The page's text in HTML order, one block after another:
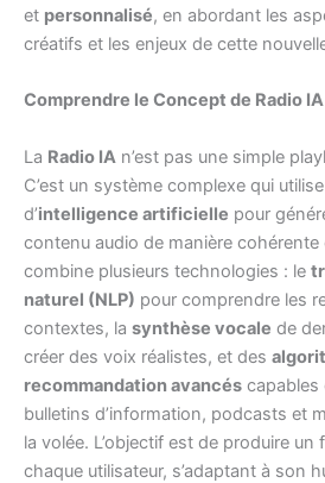
et personnalisé, en abordant les
créatifs et les enjeux de cette
Comprendre le Concept de Radio IA
La Radio IA n’est pas une simple
C’est un système complexe qui
d’intelligence artificielle pour
contenu audio de manière cohérente
combine plusieurs technologies : le
naturel (NLP) pour comprendre les
contextes, la synthèse vocale de
créer des voix réalistes, et des
recommandation avancés capables
bulletins d’information, podcasts et
la volée. L’objectif est de produire un
chaque utilisateur, s’adaptant à son